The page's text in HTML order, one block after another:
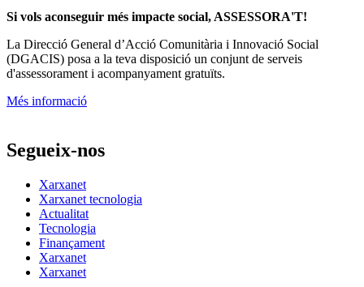
Assessora't
Si vols aconseguir més impacte social, ASSESSORA'T!
LaDirecció General d’Acció Comunitària i Innovació Social
d'assessorament i acompanyament gratuïts.
Segueix-nos
Xarxanet
Xarxanet tecnologia
Actualitat
Tecnologia
Finançament